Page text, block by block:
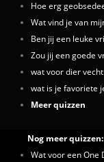
Hoe erg
Wat vind je van
Ben jij een leuke
Zou jij een goede
wat voor dier
wat is je favoriete
Meer quizzen
Nog meer quizzen:
Wat voor een One